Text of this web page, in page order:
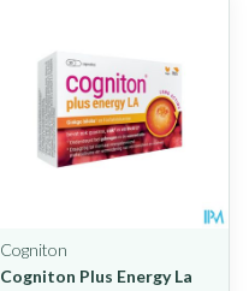
Cogniton
Cogniton Plus Energy La